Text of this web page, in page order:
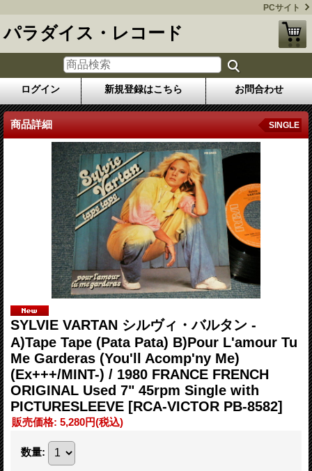
PCサイト
パラダイス・レコード
ログイン 新規登録はこちら お問合わせ
商品詳細 SINGLE
SYLVIE VARTAN シルヴィ・バルタン -
A)Tape Tape (Pata Pata) B)Pour L'amour Tu
Me Garderas (You'll Acomp'ny Me)
(Ex+++/MINT-) / 1980 FRANCE FRENCH
ORIGINAL Used 7" 45rpm Single with
PICTURESLEEVE [RCA-VICTOR PB-8582]
販売価格: 5,280円(税込)
数量: